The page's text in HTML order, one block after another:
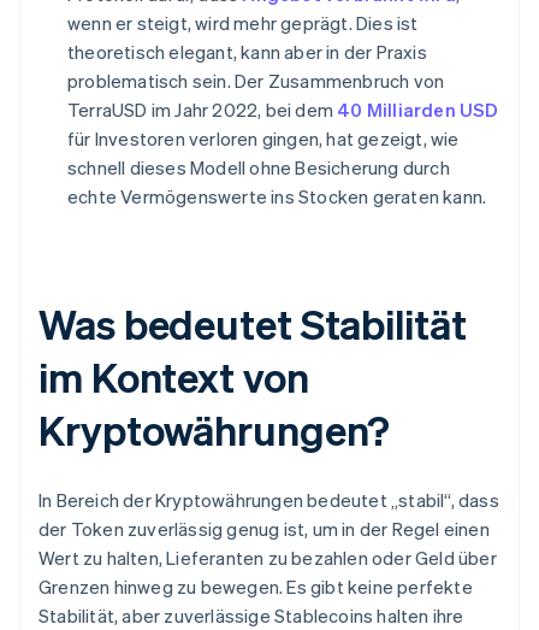
wenn er steigt, wird mehr geprägt. Dies ist
theoretisch elegant, kann aber in der Praxis
problematisch sein. Der Zusammenbruch von
TerraUSD im Jahr 2022, bei dem 40 Milliarden USD
für Investoren verloren gingen, hat gezeigt, wie
schnell dieses Modell ohne Besicherung durch
echte Vermögenswerte ins Stocken geraten kann.
Was bedeutet Stabilität
im Kontext von
Kryptowährungen?
In Bereich der Kryptowährungen bedeutet „stabil“, dass
der Token zuverlässig genug ist, um in der Regel einen
Wert zu halten, Lieferanten zu bezahlen oder Geld über
Grenzen hinweg zu bewegen. Es gibt keine perfekte
Stabilität, aber zuverlässige Stablecoins halten ihre